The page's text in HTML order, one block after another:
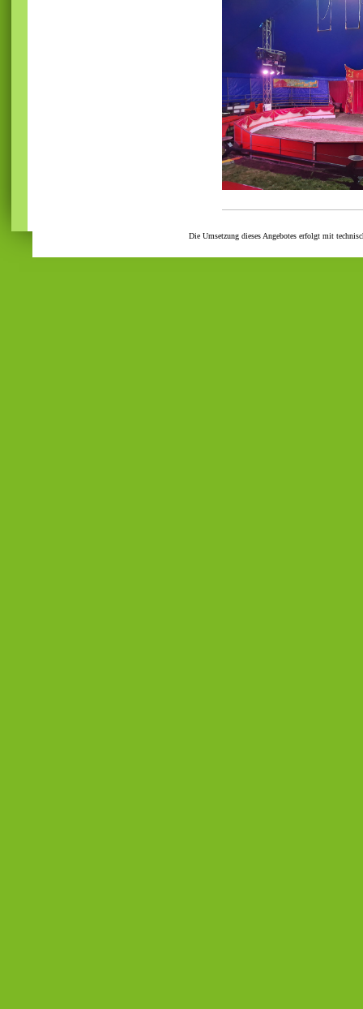
Die Umsetzung dieses Angebotes erfolgt mit